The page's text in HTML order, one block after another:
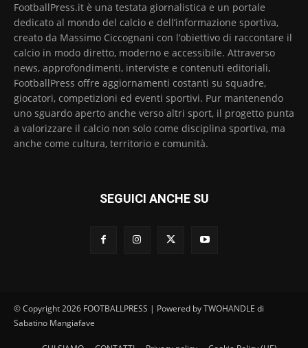
FootballPress.it è una testata giornalistica e un portale
dedicato al mondo del calcio e dell’informazione sportiva,
creato da Massimo Ciccognani con l’obiettivo di raccontare il
calcio in modo diretto, moderno e accessibile. Attraverso
news, approfondimenti, interviste e contenuti editoriali,
FootballPress offre aggiornamenti costanti su squadre,
giocatori, competizioni ed eventi sportivi. Pur mantenendo
uno sguardo aperto anche verso altri sport, il progetto punta
a valorizzare il calcio non solo come disciplina sportiva, ma
anche come cultura, territorio e comunità.
SEGUICI ANCHE SU
© Copyright 2026 FOOTBALLPRESS | Powered by TWOHANDLE di
Sabatino Mangiafave